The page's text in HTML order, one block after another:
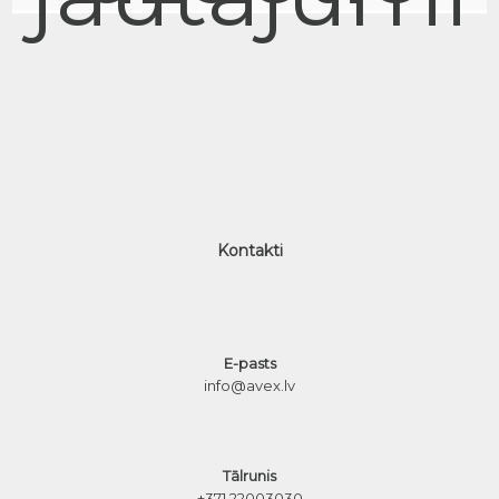
Kontakti
E-pasts
info@avex.lv
Tālrunis